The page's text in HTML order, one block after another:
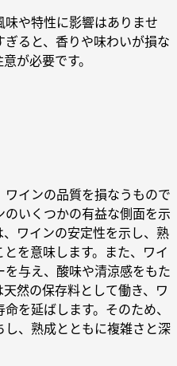
や特性に影響はありませ
ると、香りや味わいが損な
が必要です。
インの品質を損なうもので
いくつかの有益な側面を示
ワインの安定性を示し、熟
を意味します。また、ワイ
与え、酸味や清涼感をもた
然の保存料として働き、ワ
を延ばします。そのため、
、熟成とともに複雑さと深